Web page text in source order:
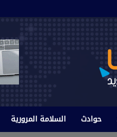
حوادث السلامة المرورية